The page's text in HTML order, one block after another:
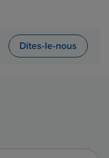
Dites-le-nous